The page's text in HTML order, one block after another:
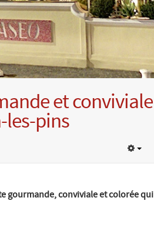
et conviviale
les-pins
gourmande, conviviale et colorée qui